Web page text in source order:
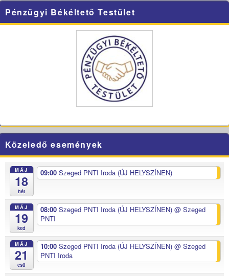
Pénzügyi Békéltető Testület
Közeledő események
MÁJ
18
hét
09:00 Szeged PNTI Iroda (ÚJ HELYSZÍNEN)
MÁJ
19
ked
08:00 Szeged PNTI Iroda (ÚJ HELYSZÍNEN) @ Szeged
PNTI
MÁJ
21
csü
10:00 Szeged PNTI Iroda (ÚJ HELYSZÍNEN) @ Szeged
PNTI Iroda